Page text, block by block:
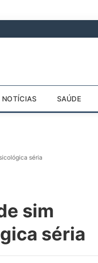
NOTÍCIAS SAÚDE
séria
sim
séria